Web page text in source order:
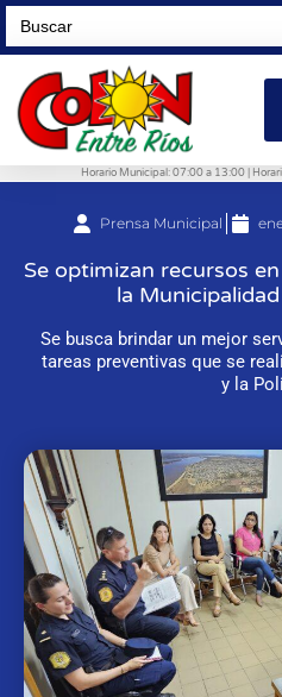
Search
for:
Horario Municipal: 07:00 a 13:00 |
Prensa Municipal
Se optimizan recursos
la
Se busca brindar un mejor
tareas preventivas que se
y la